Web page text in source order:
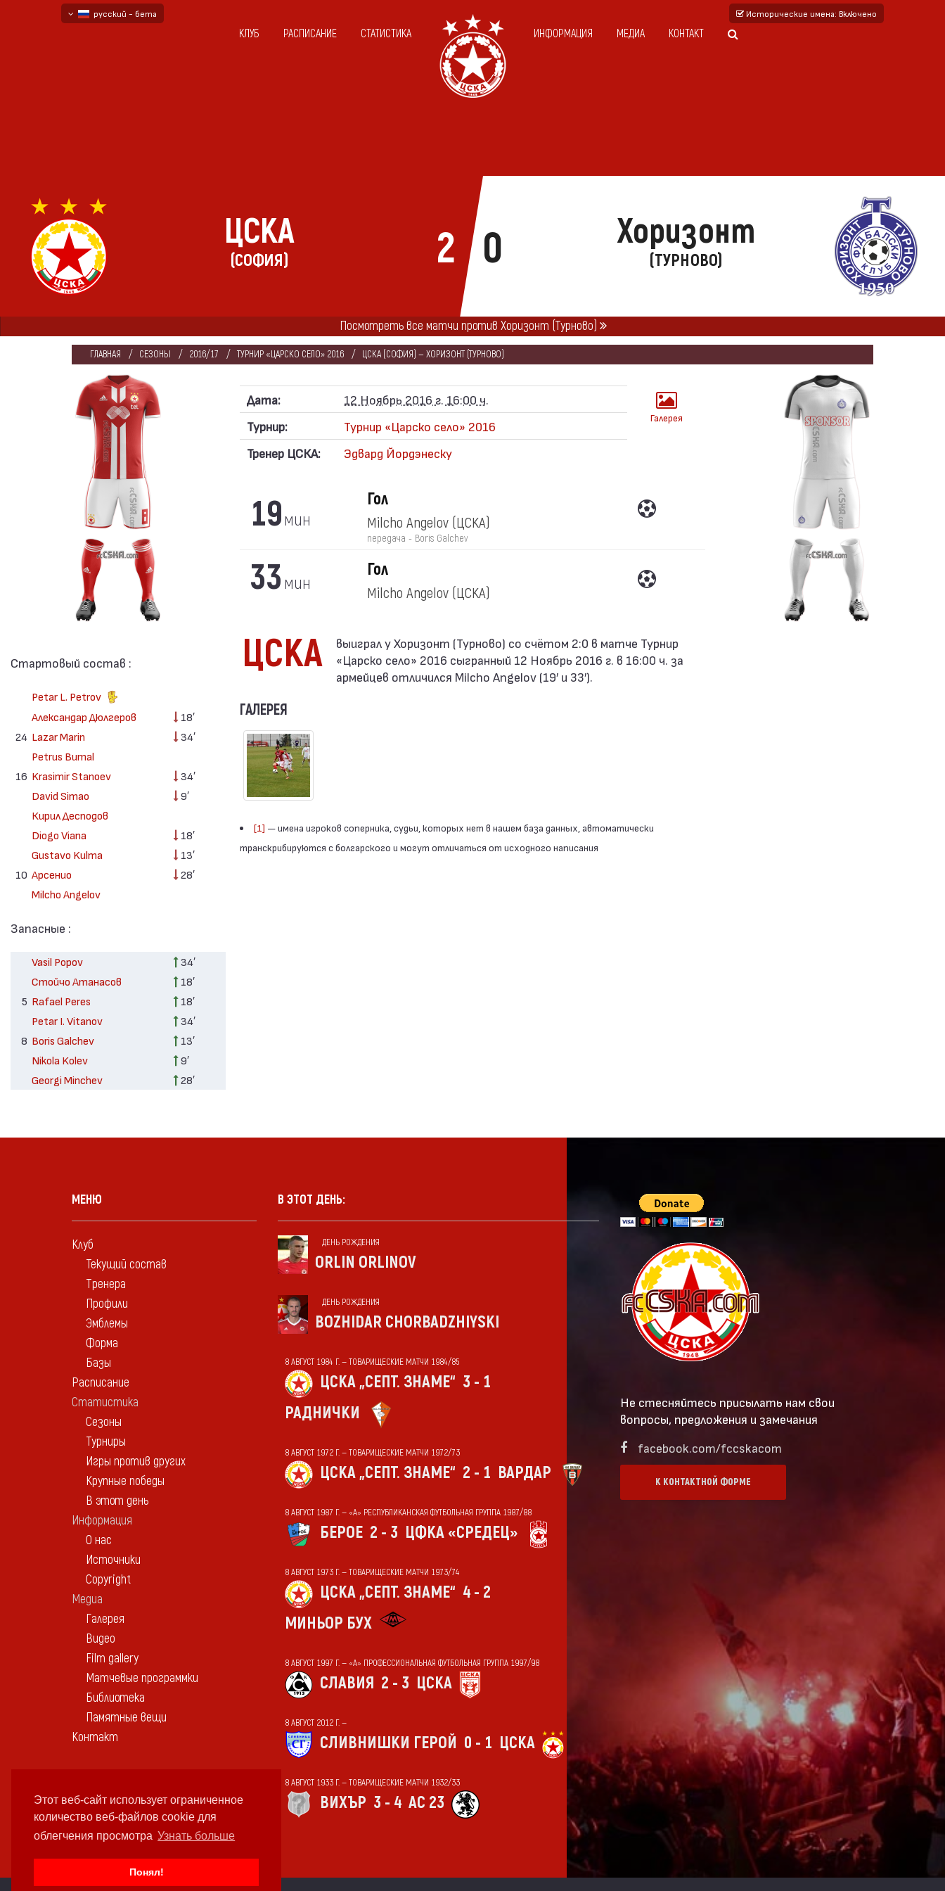
Этот веб-сайт использует ограниченное
количество веб-файлов cookie для
облегчения просмотра Узнать больше
Понял!
русский - бета
Исторические имена: Включено
КЛУБ РАСПИСАНИЕ СТАТИСТИКА ИНФОРМАЦИЯ МЕДИА КОНТАКТ
2 0
ЦСКА
(СОФИЯ)
Хоризонт
(ТУРНОВО)
Посмотреть все матчи против Хоризонт (Турново)
ГЛАВНАЯ СЕЗОНЫ 2016/17 ТУРНИР «ЦАРСКО СЕЛО» 2016 ЦСКА (СОФИЯ) — ХОРИЗОНТ (ТУРНОВО)
Стартовый состав :
Petar L. Petrov
Александар Дюлгеров
18′
24 Lazar Marin
34′
Petrus Bumal
16 Krasimir Stanoev
34′
David Simao
9′
Кирил Десподов
Diogo Viana
18′
Gustavo Kulma
13′
10 Арсенио
28′
Milcho Angelov
Запасные :
Vasil Popov
34′
Стойчо Атанасов
18′
5 Rafael Peres
18′
Petar I. Vitanov
34′
8 Boris Galchev
13′
Nikola Kolev
9′
Georgi Minchev
28′
Дата:
12 Ноябрь 2016 г. 16:00 ч.
Турнир:
Турнир «Царско село» 2016
Тренер ЦСКА:
Эдвард Йордэнеску
Галерея
19мин
Гол
Milcho Angelov (ЦСКА)
передача - Boris Galchev
33мин
Гол
Milcho Angelov (ЦСКА)
ЦСКА
«Царско село» 2016 сыгранный 12 Ноябрь 2016 г. в 16:00 ч. за
армейцев отличился Milcho Angelov (19′ и 33′).
ГАЛЕРЕЯ
[1] — имена игроков соперника, судьи, которых нет в нашем база данных, автоматически
транскрибируются с болгарского и могут отличаться от исходного написания
МЕНЮ
Клуб
Текущий состав
Тренера
Профили
Эмблемы
Форма
Базы
Расписание
Статистика
Сезоны
Турниры
Игры против других
Крупные победы
В этот день
Информация
О нас
Источники
Copyright
Медиа
Галерея
Видео
Film gallery
Матчевые программки
Библиотека
Памятные вещи
Контакт
В ЭТОТ ДЕНЬ:
ДЕНЬ РОЖДЕНИЯ
ORLIN ORLINOV
ДЕНЬ РОЖДЕНИЯ
BOZHIDAR CHORBADZHIYSKI
8 АВГУСТ 1984 Г. — ТОВАРИЩЕСКИЕ МАТЧИ 1984/85
ЦСКА „СЕПТ. ЗНАМЕ“ 3 - 1
РАДНИЧКИ
8 АВГУСТ 1972 Г. — ТОВАРИЩЕСКИЕ МАТЧИ 1972/73
ЦСКА „СЕПТ. ЗНАМЕ“ 2 - 1 ВАРДАР
8 АВГУСТ 1987 Г. — «А» РЕСПУБЛИКАНСКАЯ ФУТБОЛЬНАЯ ГРУППА 1987/88
БЕРОЕ 2 - 3 ЦФКА «СРЕДЕЦ»
8 АВГУСТ 1973 Г. — ТОВАРИЩЕСКИЕ МАТЧИ 1973/74
ЦСКА „СЕПТ. ЗНАМЕ“ 4 - 2
МИНЬОР БУХ
8 АВГУСТ 1997 Г. — «А» ПРОФЕССИОНАЛЬНАЯ ФУТБОЛЬНАЯ ГРУППА 1997/98
СЛАВИЯ 2 - 3 ЦСКА
8 АВГУСТ 2012 Г. —
СЛИВНИШКИ ГЕРОЙ 0 - 1 ЦСКА
8 АВГУСТ 1933 Г. — ТОВАРИЩЕСКИЕ МАТЧИ 1932/33
ВИХЪР 3 - 4 АС 23
Не стесняйтесь присылать нам свои
вопросы, предложения и замечания
facebook.com/fccskacom
К КОНТАКТНОЙ ФОРМЕ